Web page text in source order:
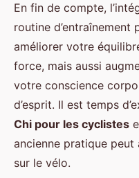
En fin de compte,
routine d’entraînement
améliorer votre
force, mais aussi
votre conscience
d’esprit. Il est temps
Chi pour les cyclistes
ancienne pratique
sur le vélo.